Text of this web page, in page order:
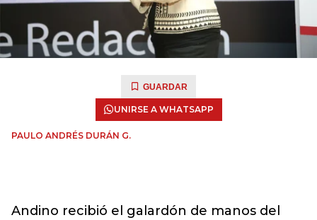
GUARDAR
UNIRSE A WHATSAPP
PAULO ANDRÉS DURÁN G.
Andino recibió el galardón de manos del